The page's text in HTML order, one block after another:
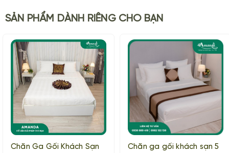
SẢN PHẨM DÀNH RIÊNG CHO BẠN
Chăn Ga Gối Khách Sạn
Chăn ga gối khách sạn 5